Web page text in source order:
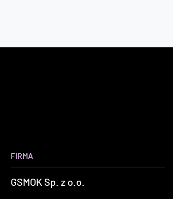
FIRMA
GSMOK Sp. z o.o.